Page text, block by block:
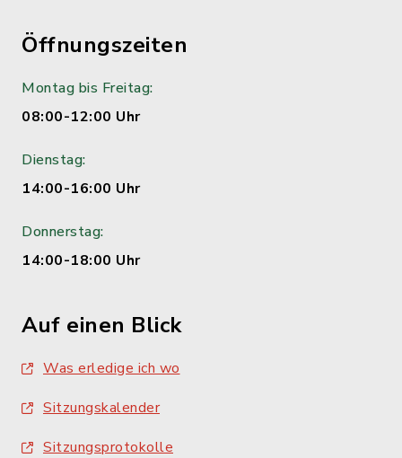
Öffnungszeiten
Montag bis Freitag:
08:00-12:00 Uhr
Dienstag:
14:00-16:00 Uhr
Donnerstag:
14:00-18:00 Uhr
Auf einen Blick
Was erledige ich wo
Sitzungskalender
Sitzungsprotokolle